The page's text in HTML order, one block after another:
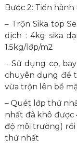
Bước 2: Tiến
– Trộn Sika top
dịch : 4kg sika
1.5kg/lớp/m2
– Sử dụng cọ,
chuyên dụng để
vừa trộn lên bề
– Quét lớp thứ
nhất đã khô
độ môi trường)
thứ nhất